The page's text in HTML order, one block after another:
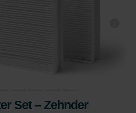
Set – Zehnder